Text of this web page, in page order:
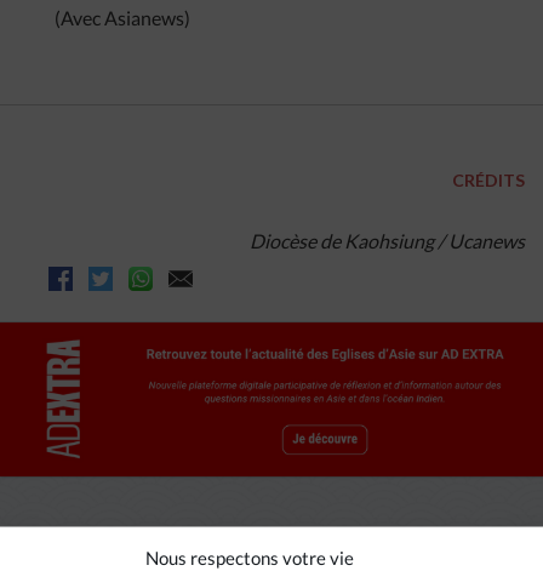
Nous respectons votre vie
(Avec Asianews)
CRÉDITS
Diocèse de Kaohsiung / Ucanews